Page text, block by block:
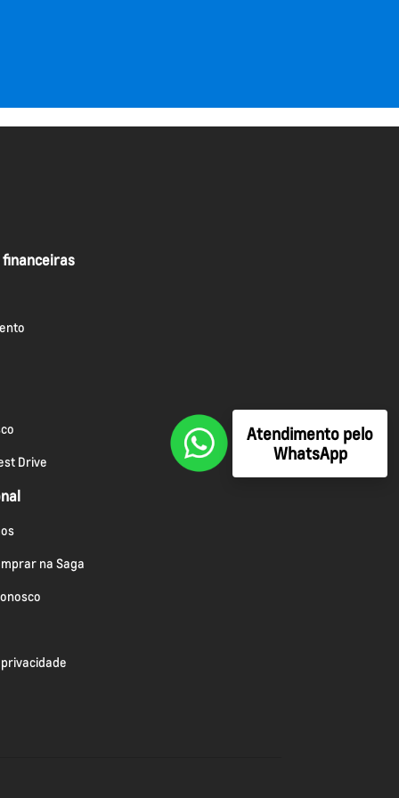
Drive
na Saga
Atendimento pelo
WhatsApp